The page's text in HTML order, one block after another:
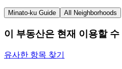
Minato-ku Guide All Neighborhoods
이 부동산은 현재 이용할 수
유사한 항목 찾기